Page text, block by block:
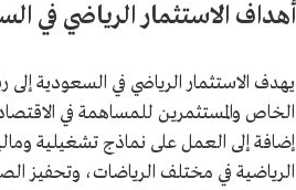
أهداف الاستثمار الرياضي في
يهدف الاستثمار الرياضي في السعودية
الخاص والمستثمرين للمساهمة في
إضافة إلى العمل على نماذج تشغيلية
الرياضية في مختلف الرياضات، وتحفيز